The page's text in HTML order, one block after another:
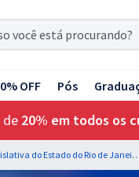
OFF Pós
de 20% em todos os
ALERJ - Assembleia Legislativa do Estado do Rio de Janeiro - Raciocínio Lógico-matemático para Especialista Legislativo Nível III - Professor: Marcelo Leite